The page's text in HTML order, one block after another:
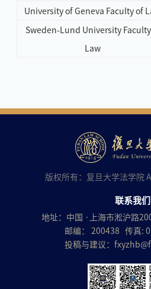
University of Geneva Faculty of
Sweden-Lund University
Law
版权所有：复旦大学法学院
联系我们
地址：中国 ·上海市淞沪路
邮编： 200438 传真:
投稿与建议：